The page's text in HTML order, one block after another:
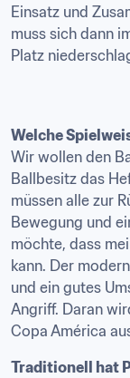
Einsatz und
muss sich dann
Platz
Welche
Wir wollen den
Ballbesitz das
müssen alle zur
Bewegung und
möchte, dass
kann. Der
und ein gutes
Angriff. Daran
Copa América
Traditionell hat